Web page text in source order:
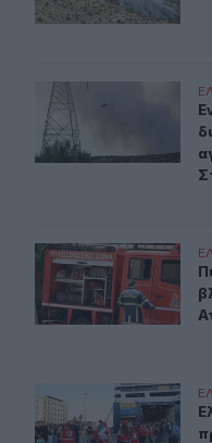
Ενισχύθηκαν οι
Πυρκαγιά σε έκταση
Ελληνικός Ερυθρός